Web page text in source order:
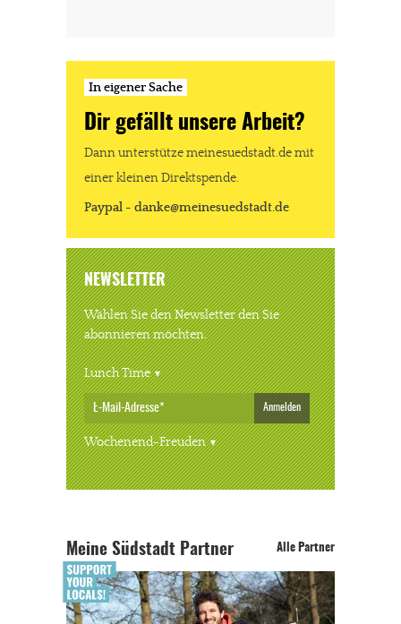
In eigener Sache
Dir gefällt unsere Arbeit?
Dann unterstütze meinesuedstadt.de mit
einer kleinen Direktspende.
Paypal - danke@meinesuedstadt.de
NEWSLETTER
Wählen Sie den Newsletter den Sie
abonnieren möchten.
Lunch Time
Anmelden
Wochenend-Freuden
Meine Südstadt Partner Alle Partner